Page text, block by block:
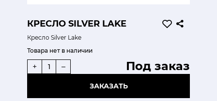
КРЕСЛО SILVER LAKE
Кресло Silver Lake
Товара нет в наличии
Под заказ
+ –
ЗАКАЗАТЬ